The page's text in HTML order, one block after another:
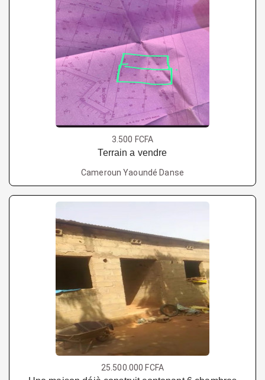
3.500 FCFA
Terrain a vendre
Cameroun Yaoundé Danse
25.500.000 FCFA